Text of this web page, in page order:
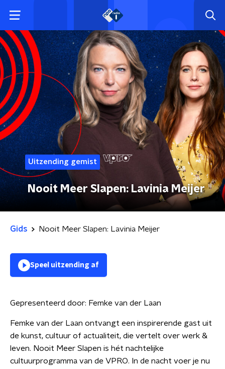
Uitzending gemist
Nooit Meer Slapen: Lavinia Meijer
Gids Nooit Meer Slapen: Lavinia Meijer
Speel uitzending af
Gepresenteerd door: Femke van der Laan
Femke van der Laan ontvangt een inspirerende gast uit
de kunst, cultuur of actualiteit, die vertelt over werk &
leven. Nooit Meer Slapen is hét nachtelijke
cultuurprogramma van de VPRO. In de nacht voer je nu